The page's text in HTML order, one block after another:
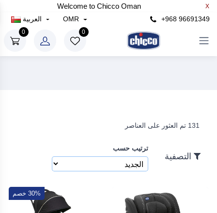
Welcome to Chicco Oman X
+968 96691349
OMR
0
0
×
بحث
131 تم العثور على العناصر
ترتيب حسب
30% خصم